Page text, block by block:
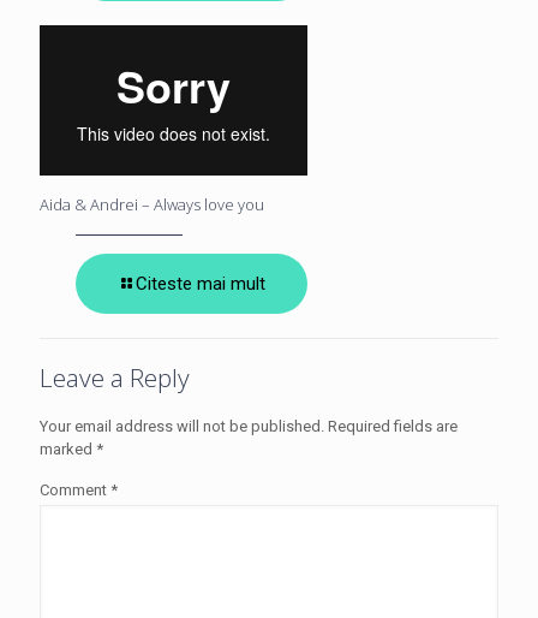
Aida & Andrei – Always love you
Citeste mai mult
Leave a Reply
Your email address will not be published. Required fields are
marked *
Comment *